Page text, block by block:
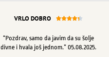
VRLO DOBRO 
“Pozdrav, samo da javim da su šolje
divne i hvala još jednom.” 05.08.2025.